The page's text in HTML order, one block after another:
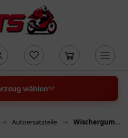
wählen
Autoersatzteile Wischergummi 400 mm Z319 für Bosch